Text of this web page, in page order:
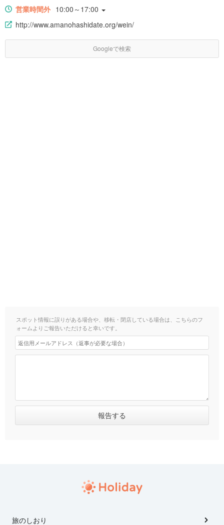
営業時間外 10:00～17:00
http://www.amanohashidate.org/wein/
Googleで検索
スポット情報に誤りがある場合や、移転・閉店している場合は、こちらのフ
ォームよりご報告いただけると幸いです。
旅のしおり